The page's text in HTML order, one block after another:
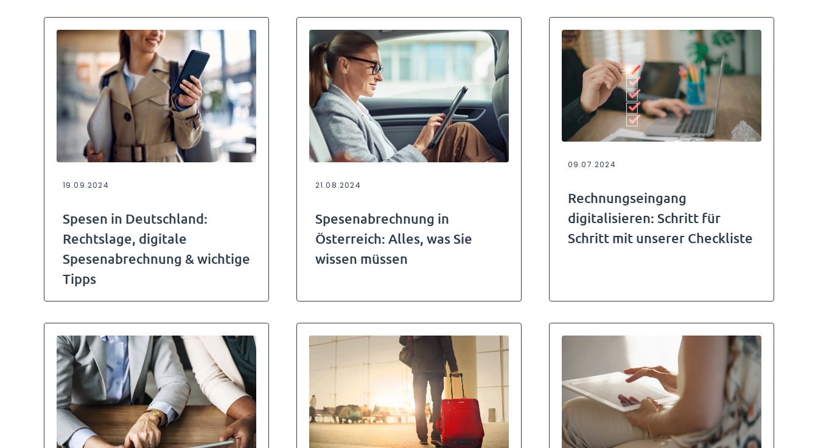
19.09.2024
Spesen in Deutschland:
Rechtslage, digitale
Spesenabrechnung & wichtige
Tipps
21.08.2024
Spesenabrechnung in
Österreich: Alles, was Sie
wissen müssen
09.07.2024
Rechnungseingang
digitalisieren: Schritt für
Schritt mit unserer Checkliste